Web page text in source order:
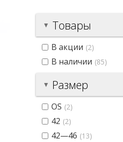
Товары
В акции (2)
В наличии (85)
Размер
OS (2)
42 (2)
42—46 (13)